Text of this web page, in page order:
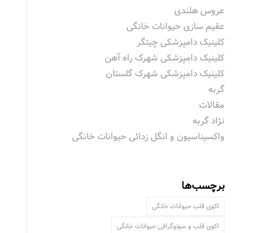
عروس هلندی
عقیم سازی حیوانات خانگی
کلینیک دامپزشکی چیتگر
کلینیک دامپزشکی شهرک راه آهن
کلینیک دامپزشکی شهرک گلستان
گربه
مقالات
نژاد گربه
واکسیناسیون و انگل زدائی حیوانات خانگی
برچسب‌ها
اکوی قلب حیوانات خانگی
اکوی قلب و سونوگرافی حیوانات خانگی